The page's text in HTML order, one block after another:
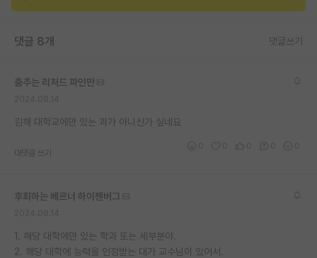
커리어
유학교육
재팬라운지 🌸
댓글 8개 댓글쓰기
춤추는 리처드 파인만
김해 대학교에만 있는 과가 아니신가 싶네요
대댓글 쓰기
후회하는 베르너 하이젠버그
1. 해당 대학에만 있는 학과 또는 세부분야.
2. 해당 대학에 능력을 인정받는 대가 교수님이 있어서.